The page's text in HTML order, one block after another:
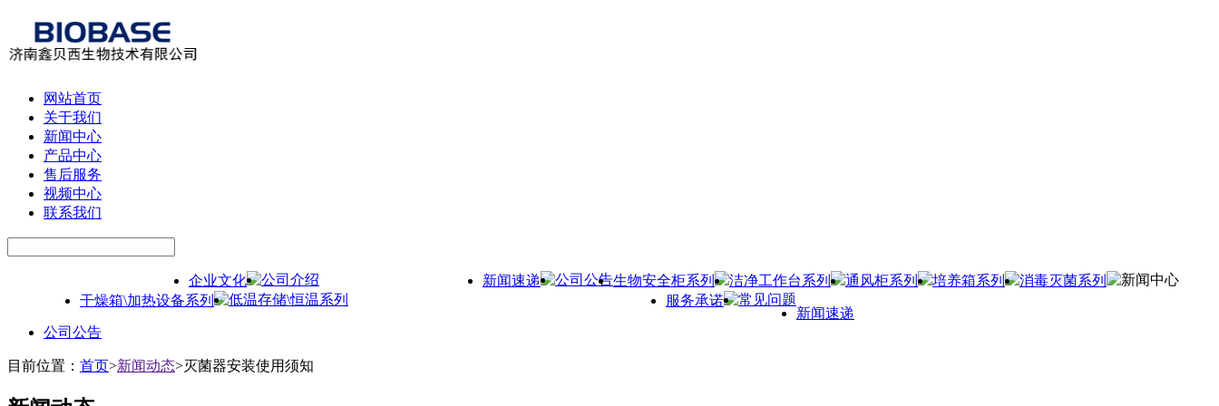
网站首页
关于我们
新闻中心
产品中心
售后服务
视频中心
联系我们
企业文化 公司介绍 新闻速递 公司公告生物安全柜系列 洁净工作台系列 通风柜系列 培养箱系列
消毒灭菌系列
干燥箱\加热设备系列
低温存储\恒温系列 服务承诺 常见问题
新闻中心
新闻速递
公司公告
目前位置： 首页>新闻动态>灭菌器安装使用须知